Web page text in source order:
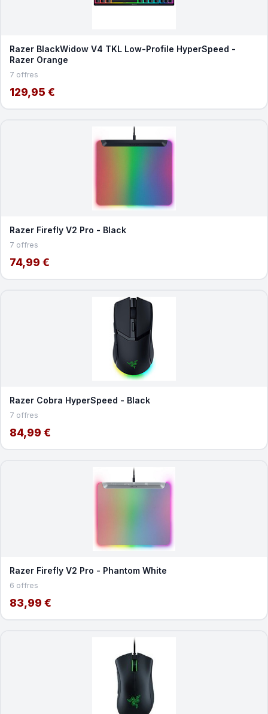
Razer BlackWidow V4 TKL Low-Profile HyperSpeed -
Razer Orange
7 offres
129,95 €
Razer Firefly V2 Pro - Black
7 offres
74,99 €
Razer Cobra HyperSpeed - Black
7 offres
84,99 €
Razer Firefly V2 Pro - Phantom White
6 offres
83,99 €